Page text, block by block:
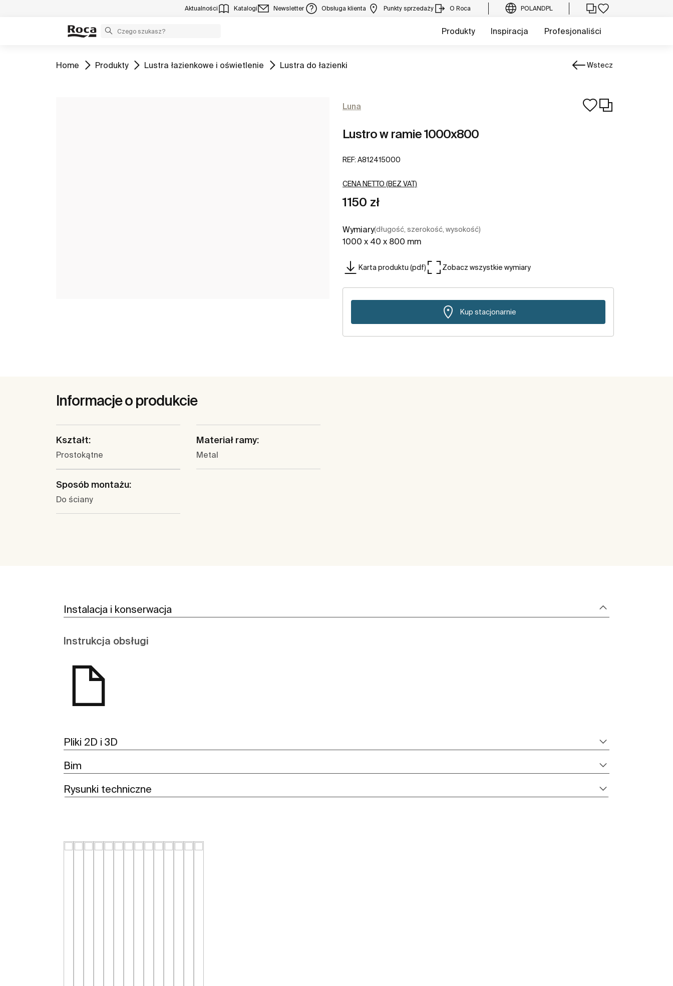
Aktualności Katalogi Newsletter Obsługa klienta Punkty sprzedaży O Roca POLANDPL
Produkty Inspiracja Profesjonaliści
Zobacz
Home Zobacz
Produkty Zobacz
Lustra łazienkowe i oświetlenie Zobacz
Lustra do łazienki Wstecz
Luna
Lustro w ramie 1000x800
REF: A812415000
CENA NETTO (BEZ VAT)
1150 zł
Wymiary(długość, szerokość, wysokość)
1000 x 40 x 800 mm
Karta produktu (pdf) Zobacz wszystkie wymiary
Kup stacjonarnie
Informacje o produkcie
Kształt:
Prostokątne
Materiał ramy:
Metal
Sposób montażu:
Do ściany
Instalacja i konserwacja
Instrukcja obsługi
Pliki 2D i 3D
Bim
Rysunki techniczne